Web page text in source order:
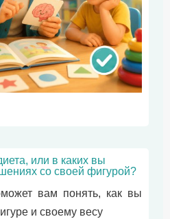
или в каких вы
со своей фигурой?
вам понять, как вы
и своему весу